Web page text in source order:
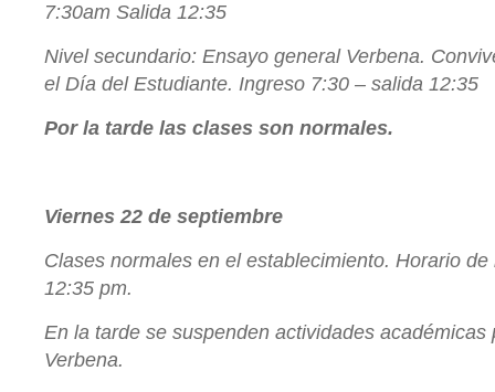
7:30am Salida 12:35
Nivel secundario: Ensayo general Verbena.
el Día del Estudiante. Ingreso 7:30 – salida 12:35
Por la tarde las clases son normales.
Viernes 22 de septiembre
Clases normales en el establecimiento. Horario
12:35 pm.
En la tarde se suspenden actividades académicas
Verbena.